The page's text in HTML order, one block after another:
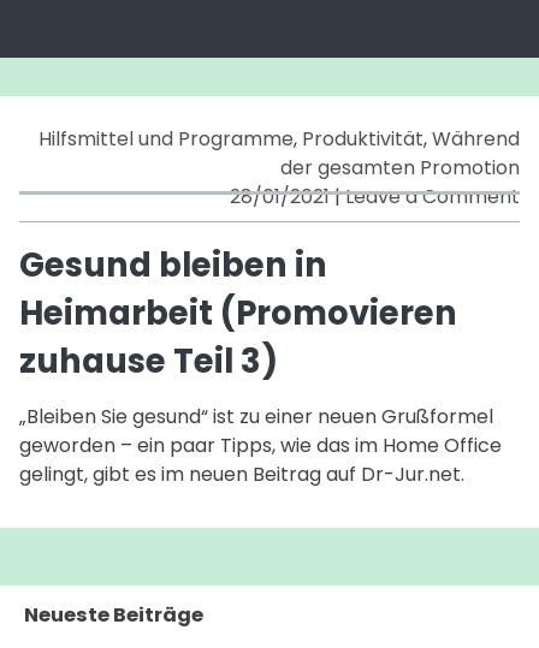
Hilfsmittel und Programme, Produktivität,Während
der gesamten Promotion
28/01/2021|Leave a Comment
Gesund bleiben in
Heimarbeit (Promovieren
zuhause Teil 3)
„Bleiben Sie gesund“ ist zu einer neuen Grußformel
geworden – ein paar Tipps, wie das im Home Office
gelingt, gibt es im neuen Beitrag auf Dr-Jur.net.
Neueste Beiträge